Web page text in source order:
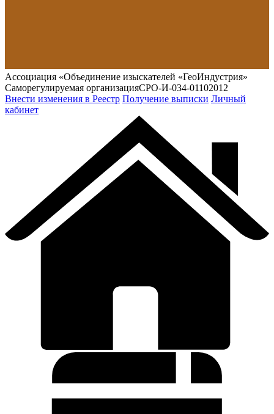
Ассоциация «Объединение изыскателей «ГеоИндустрия»
Саморегулируемая организацияСРО-И-034-01102012
Внести изменения в Реестр Получение выписки Личный
кабинет